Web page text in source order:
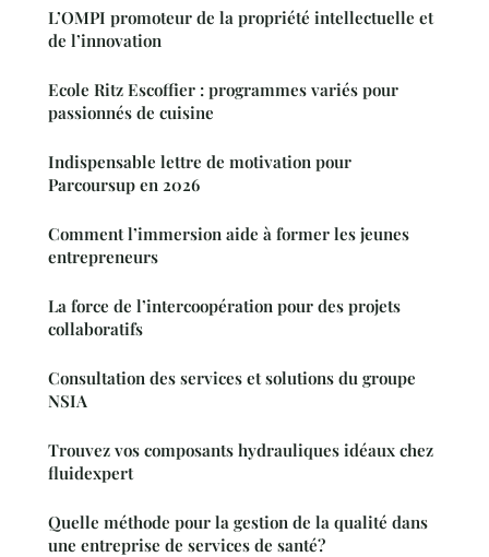
L’OMPI promoteur de la propriété intellectuelle et
de l’innovation
Ecole Ritz Escoffier : programmes variés pour
passionnés de cuisine
Indispensable lettre de motivation pour
Parcoursup en 2026
Comment l’immersion aide à former les jeunes
entrepreneurs
La force de l’intercoopération pour des projets
collaboratifs
Consultation des services et solutions du groupe
NSIA
Trouvez vos composants hydrauliques idéaux chez
fluidexpert
Quelle méthode pour la gestion de la qualité dans
une entreprise de services de santé?